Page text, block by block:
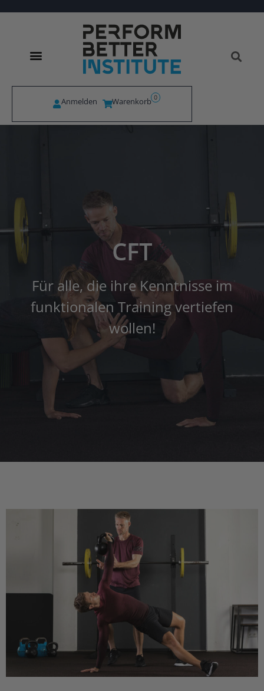
Anmelden Warenkorb 0
CFT
Für alle, die ihre Kenntnisse im
funktionalen Training vertiefen
wollen!